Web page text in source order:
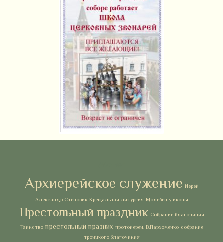
Архиерейское служение Иерей
Александр Степовик Крещальная литургия Молебен у иконы
Престольный праздник Собрание благочиния
Таинство престольный празник протоиереи. В.Пархоменко собрание
троицкого благочиния